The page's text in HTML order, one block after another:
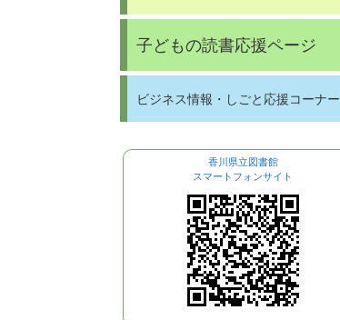
子どもの読書応援ページ
ビジネス情報・しごと応援コーナー
香川県立図書館
スマートフォンサイト